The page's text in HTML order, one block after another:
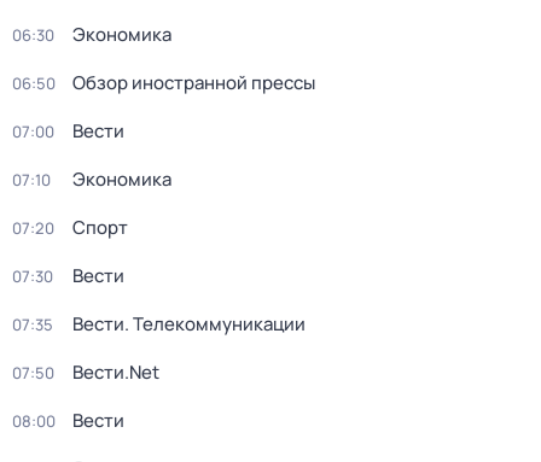
06:30 Экономика
06:50 Обзор иностранной прессы
07:00 Вести
07:10 Экономика
07:20 Спорт
07:30 Вести
07:35 Вести. Телекоммуникации
07:50 Вести.Net
08:00 Вести